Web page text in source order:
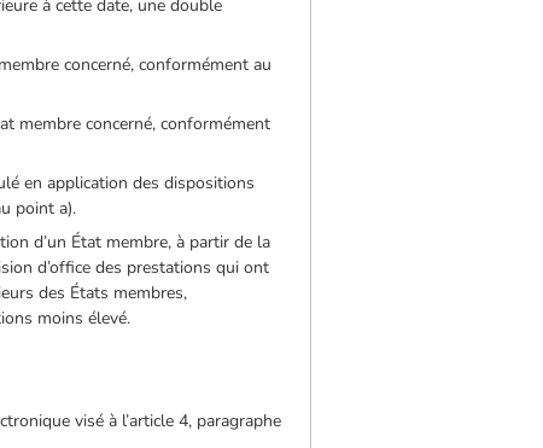
à cette date, une double
concerné, conformément au
membre concerné, conformément
en application des dispositions
point a).
d’un État membre, à partir de la
d’office des prestations qui ont
des États membres,
moins élevé.
visé à l’article 4, paragraphe